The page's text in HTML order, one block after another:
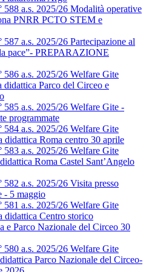
588 a.s. 2025/26 Modalità operative
PNRR PCTO STEM e
587 a.s. 2025/26 Partecipazione al
pace”- PREPARAZIONE
586 a.s. 2025/26 Welfare Gite
didattica Parco del Circeo e
585 a.s. 2025/26 Welfare Gite -
programmate
584 a.s. 2025/26 Welfare Gite
didattica Roma centro 30 aprile
583 a.s. 2025/26 Welfare Gite
Roma Castel Sant’Angelo
582 a.s. 2025/26 Visita presso
- 5 maggio
581 a.s. 2025/26 Welfare Gite
didattica Centro storico
e Parco Nazionale del Circeo 30
580 a.s. 2025/26 Welfare Gite
Parco Nazionale del Circeo-